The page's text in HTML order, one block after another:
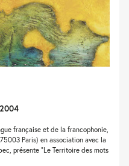
française et de la francophonie,
Paris) en association avec la
présente “Le Territoire des mots